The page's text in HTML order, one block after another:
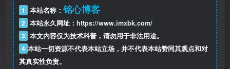
1 本站名称：铭心博客
2 本站永久网址： https://www.imxbk.com/
3 本文内容仅为技术科普，请勿用于非法用途。
4 本站一切资源不代表本站立场，并不代表本站赞同其观点和对
其真实性负责。